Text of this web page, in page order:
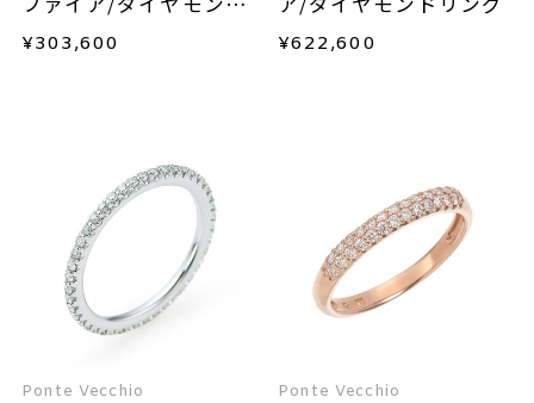
リング
¥303,600 ¥622,600
Ponte Vecchio Ponte Vecchio